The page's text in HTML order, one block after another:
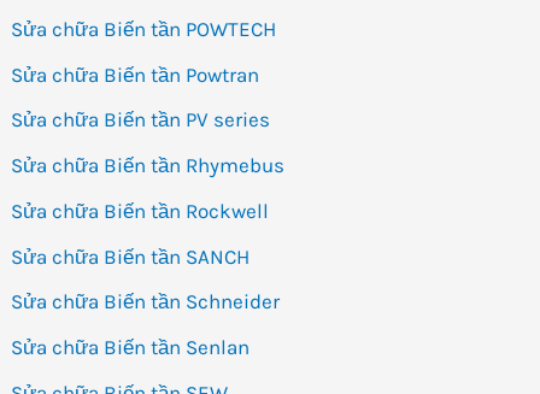
Sửa chữa Biến tần POWTECH
Sửa chữa Biến tần Powtran
Sửa chữa Biến tần PV series
Sửa chữa Biến tần Rhymebus
Sửa chữa Biến tần Rockwell
Sửa chữa Biến tần SANCH
Sửa chữa Biến tần Schneider
Sửa chữa Biến tần Senlan